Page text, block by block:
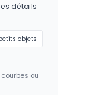
détails
objets
ou